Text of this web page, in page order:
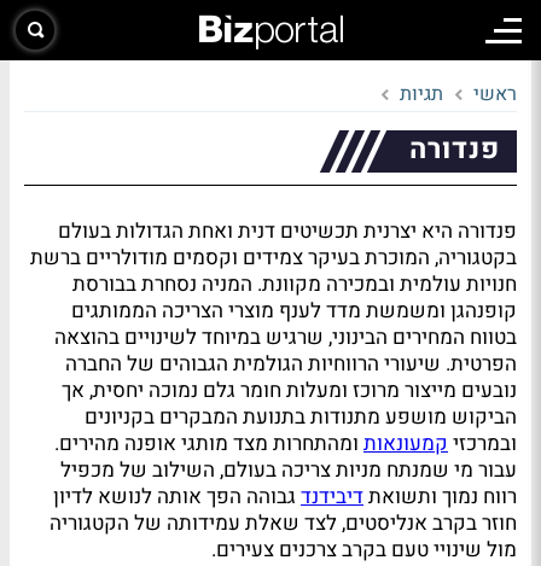
ראשי תגיות
פנדורה
פנדורה היא יצרנית תכשיטים דנית ואחת הגדולות בעולם
בקטגוריה, המוכרת בעיקר צמידים וקסמים מודולריים ברשת
חנויות עולמית ובמכירה מקוונת. המניה נסחרת בבורסת
קופנהגן ומשמשת מדד לענף מוצרי הצריכה הממותגים
בטווח המחירים הבינוני, שרגיש במיוחד לשינויים בהוצאה
הפרטית. שיעורי הרווחיות הגולמית הגבוהים של החברה
נובעים מייצור מרוכז ומעלות חומר גלם נמוכה יחסית, אך
הביקוש מושפע מתנודות בתנועת המבקרים בקניונים
ובמרכזיקמעונאות ומהתחרות מצד מותגי אופנה מהירים.
עבור מי שמנתח מניות צריכה בעולם, השילוב של מכפיל
רווח נמוך ותשואתדיבידנד גבוהה הפך אותה לנושא לדיון
חוזר בקרב אנליסטים, לצד שאלת עמידותה של הקטגוריה
מול שינויי טעם בקרב צרכנים צעירים.